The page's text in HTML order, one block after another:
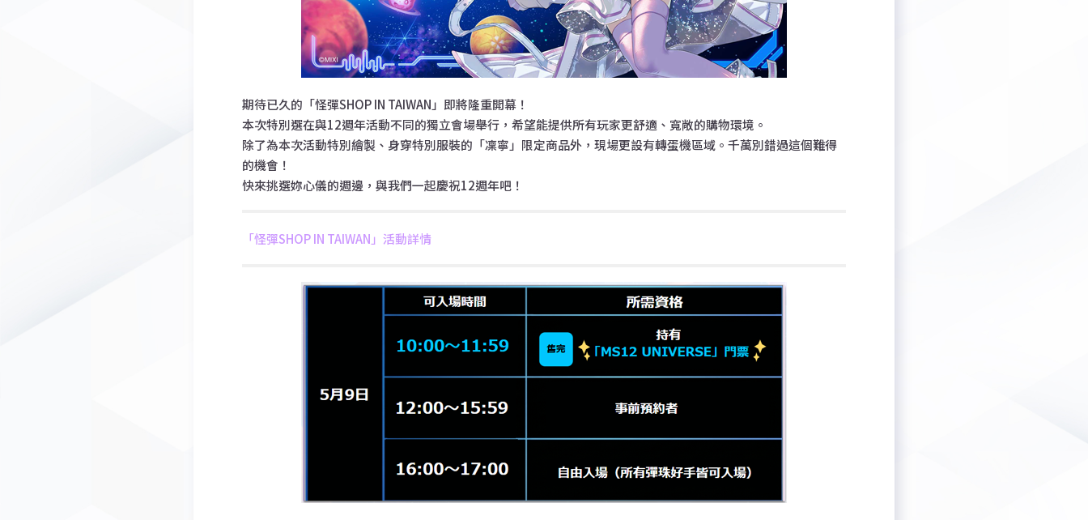
期待已久的「怪彈SHOP IN TAIWAN」即將隆重開幕！
本次特別選在與12週年活動不同的獨立會場舉行，希望能提供所有玩家更舒適、寬敞的購物環境。
除了為本次活動特別繪製、身穿特別服裝的「凜寧」限定商品外，現場更設有轉蛋機區域。千萬別錯過這個難得
的機會！
快來挑選妳心儀的週邊，與我們一起慶祝12週年吧！
「怪彈SHOP IN TAIWAN」活動詳情